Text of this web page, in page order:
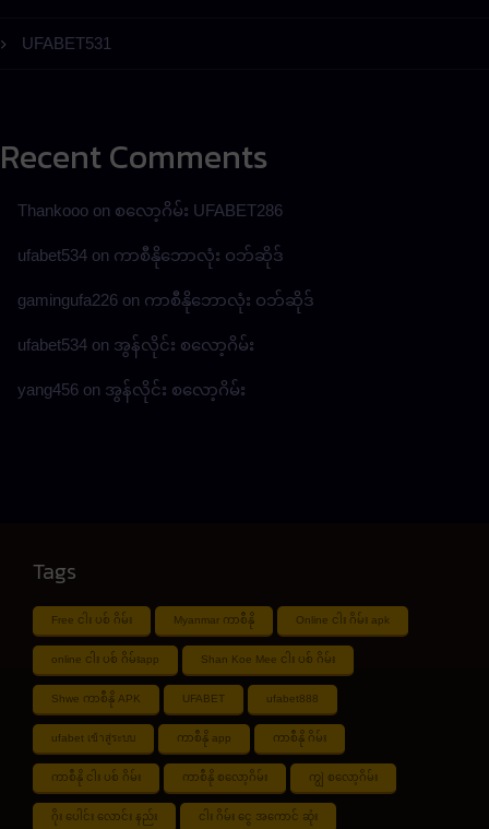
UFABET531
Recent Comments
Thankooo on စလော့ဂိမ်း UFABET286
ufabet534 on ကာစီနိုဘောလုံး ဝဘ်ဆိုဒ်
gamingufa226 on ကာစီနိုဘောလုံး ဝဘ်ဆိုဒ်
ufabet534 on အွန်လိုင်း စလော့ဂိမ်း
yang456 on အွန်လိုင်း စလော့ဂိမ်း
Tags
Free ငါး ပစ် ဂိမ်း Myanmar ကာစီနို Online ငါး ဂိမ်း apk
online ငါး ပစ် ဂိမ်းapp Shan Koe Mee ငါး ပစ် ဂိမ်း
Shwe ကာစီနို APK UFABET ufabet888
ufabet เข้าสู่ระบบ ကာစီနို app ကာစီနို ဂိမ်း
ကာစီနို ငါး ပစ် ဂိမ်း ကာစီနို စလော့ဂိမ်း ကျွဲ စလော့ဂိမ်း
ဂိုး ပေါင်း လောင်း နည်း ငါး ဂိမ်း ငွေ အကောင် ဆုံး